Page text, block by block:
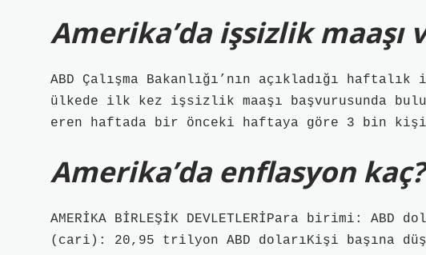
Amerika’da işsizlik maaşı
ABD Çalışma Bakanlığı’nın açıkladığı
ülkede ilk kez işsizlik maaşı başvurusunda
eren haftada bir önceki haftaya göre 3 bin
Amerika’da enflasyon kaç?
AMERİKA BİRLEŞİK DEVLETLERİPara birimi: ABD
(cari): 20,95 trilyon ABD dolarıKişi başına